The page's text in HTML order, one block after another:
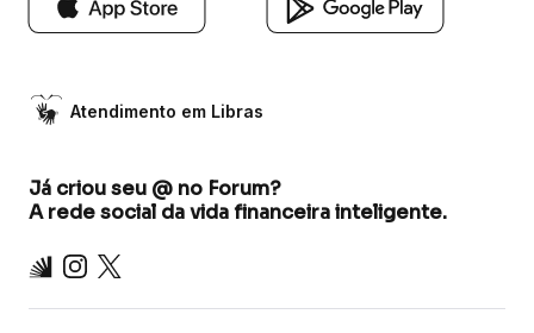
Atendimento em Libras
Já criou seu @ no Forum?
A rede social da vida financeira inteligente.
Inter Instagram
X